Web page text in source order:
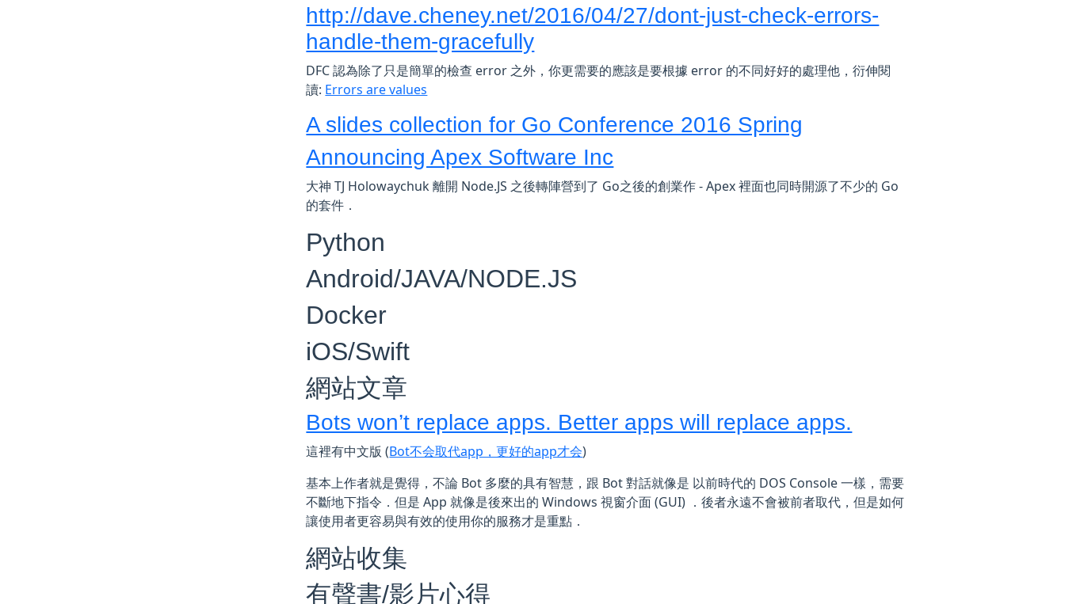
http://dave.cheney.net/2016/04/27/dont-just-check-errors-
handle-them-gracefully
DFC 認為除了只是簡單的檢查 error 之外，你更需要的應該是要根據 error 的不同好好的處理他，衍伸閱
讀: Errors are values
A slides collection for Go Conference 2016 Spring
Announcing Apex Software Inc
大神 TJ Holowaychuk 離開 Node.JS 之後轉陣營到了 Go之後的創業作 - Apex 裡面也同時開源了不少的 Go
的套件．
Python
Android/JAVA/NODE.JS
Docker
iOS/Swift
網站文章
Bots won’t replace apps. Better apps will replace apps.
這裡有中文版 (Bot不会取代app，更好的app才会)
基本上作者就是覺得，不論 Bot 多麼的具有智慧，跟 Bot 對話就像是 以前時代的 DOS Console 一樣，需要
不斷地下指令．但是 App 就像是後來出的 Windows 視窗介面 (GUI) ．後者永遠不會被前者取代，但是如何
讓使用者更容易與有效的使用你的服務才是重點．
網站收集
有聲書/影片心得